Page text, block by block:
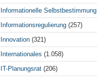
Informationelle Selbstbestimmung
Informationsregulierung (257)
Innovation (321)
Internationales (1.058)
IT-Planungsrat (206)